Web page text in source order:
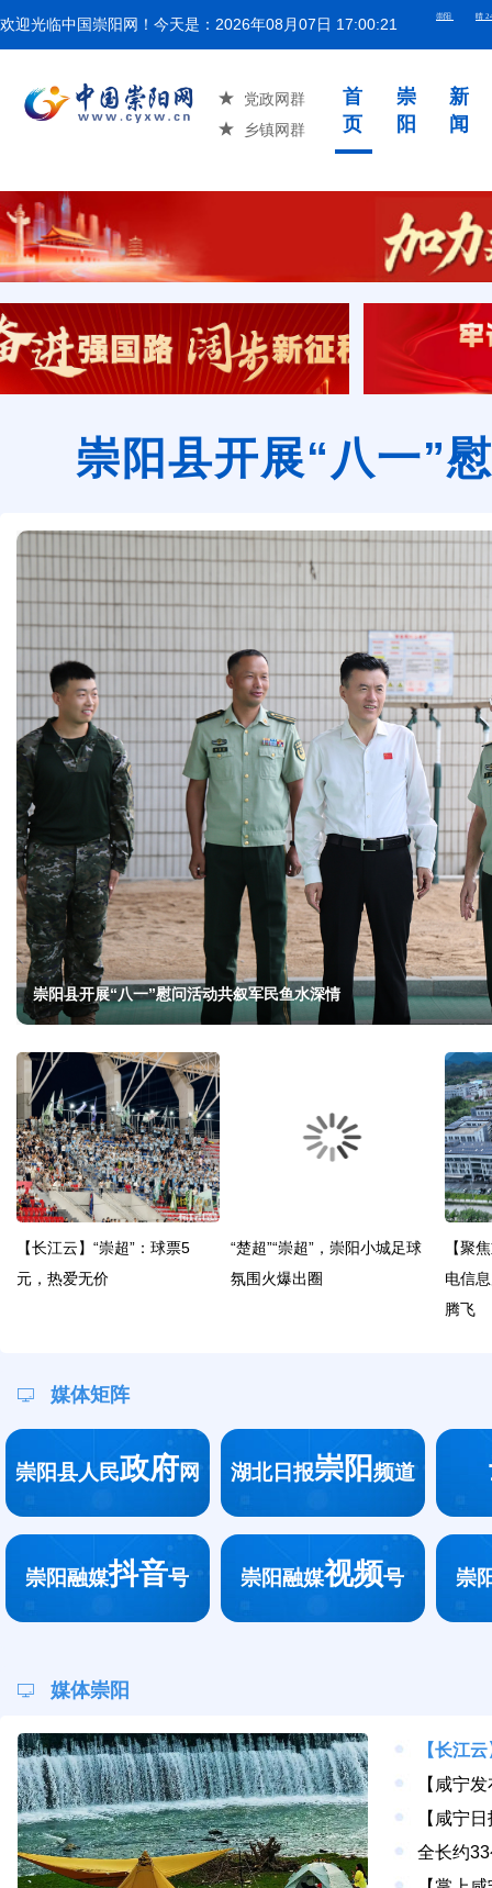
欢迎光临中国崇阳网！今天是： 2026年08月07日 17:00:22
党政网群
乡镇网群
首
页
崇
阳
新
闻
崇阳县开展“八一”
崇阳县开展“八一”慰问活动共叙军民鱼水深情
【长江云】“崇超”：球票5
元，热爱无价
“楚超”“崇超”，崇阳小城足球
氛围火爆出圈
【聚
电信
腾飞
媒体矩阵
崇阳县人民政府网 湖北日报崇阳频道
崇阳融媒抖音号 崇阳融媒视频号 崇
媒体崇阳
【长江